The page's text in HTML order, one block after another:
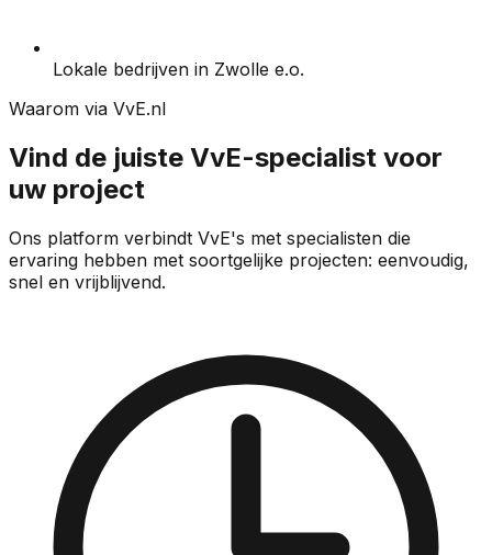
Lokale bedrijven in Zwolle e.o.
Waarom via VvE.nl
Vind de juiste VvE-specialist voor
uw project
Ons platform verbindt VvE's met specialisten die
ervaring hebben met soortgelijke projecten: eenvoudig,
snel en vrijblijvend.